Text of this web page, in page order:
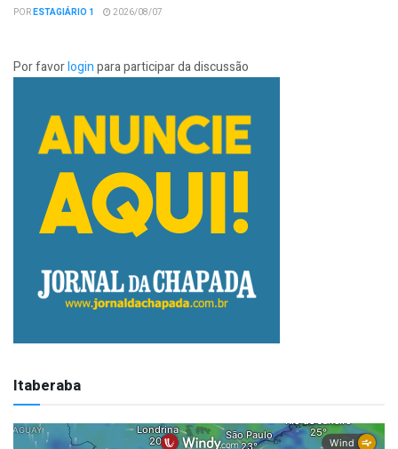
PORESTAGIÁRIO 1 2026/08/07
Por favorloginpara participar da discussão
Itaberaba